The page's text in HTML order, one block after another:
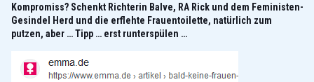
Kompromiss? Schenkt Richterin Balve, RA Rick und dem Feministen-
Gesindel Herd und die erflehte Frauentoilette, natürlich zum
putzen, aber … Tipp … erst runterspülen …